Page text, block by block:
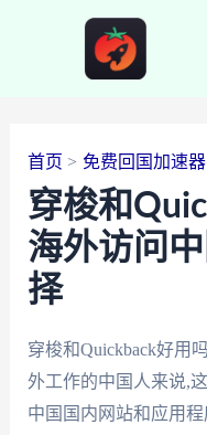
首页 免费回国加速器
穿梭和
海外访问
择
穿梭和Quickback好用
外工作的中国人来说,
中国国内网站和应用